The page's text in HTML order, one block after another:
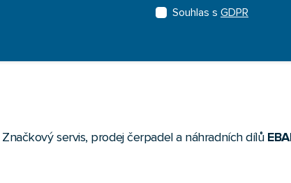
Souhlas s GDPR
Značkový servis, prodej čerpadel a náhradních dílů